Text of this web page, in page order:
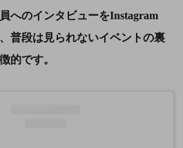
へのインタビューをInstagram
普段は見られないイベントの裏
的です。